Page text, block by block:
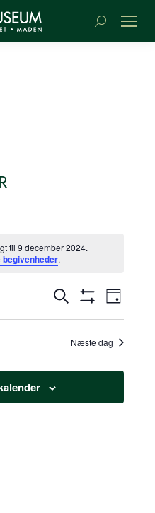
Søge:
til 9 december 2024.
.
SØGNING
OG
Søg
Filter
Dag
Næste dag